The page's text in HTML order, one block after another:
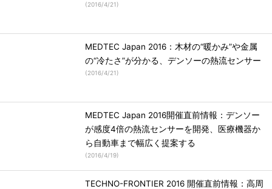
(2016/4/21)
MEDTEC Japan 2016：木材の“暖かみ”や金属
の“冷たさ”が分かる、デンソーの熱流センサー
(2016/4/21)
MEDTEC Japan 2016開催直前情報：デンソー
が感度4倍の熱流センサーを開発、医療機器か
ら自動車まで幅広く提案する
(2016/4/19)
TECHNO-FRONTIER 2016 開催直前情報：高周